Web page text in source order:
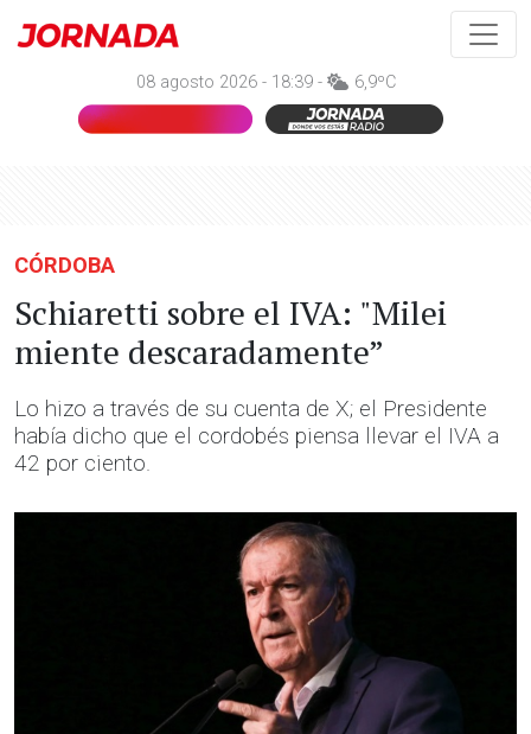
08 agosto 2026 - 18:39 - 6,9ºC
CÓRDOBA
Schiaretti sobre el IVA: "Milei
miente descaradamente”
Lo hizo a través de su cuenta de X; el Presidente
había dicho que el cordobés piensa llevar el IVA a
42 por ciento.